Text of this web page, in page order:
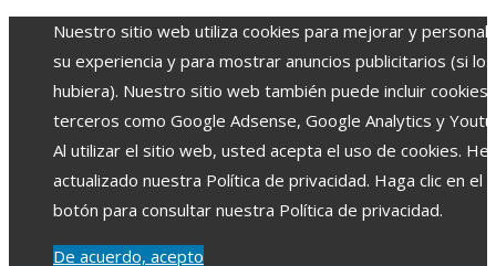
Nuestro sitio web utiliza cookies para mejorar y
su experiencia y para mostrar anuncios publicitarios (si los
hubiera). Nuestro sitio web también puede incluir cookies
terceros como Google Adsense, Google Analytics y
Al utilizar el sitio web, usted acepta el uso de cookies.
actualizado nuestra Política de privacidad. Haga clic en el
botón para consultar nuestra Política de privacidad.
De acuerdo, acepto